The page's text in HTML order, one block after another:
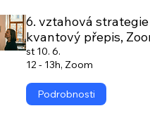
6. vztahová
kvantový přepis,
st 10. 6.
12 - 13h, Zoom
Podrobnosti